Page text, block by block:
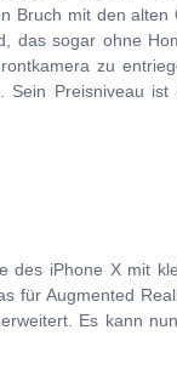
Bruch mit den
das sogar ohne
zu
Sein Preisniveau
des iPhone X mit
für Augmented
Es kann